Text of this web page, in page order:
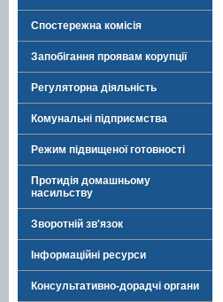
Спостережна комісія
Запобігання проявам корупції
Регуляторна діяльність
Комунальні підприємства
Режим підвищеної готовності
Протидія домашньому
насильству
Зворотній зв'язок
Інформаційні ресурси
Консультативно-дорадчі органи